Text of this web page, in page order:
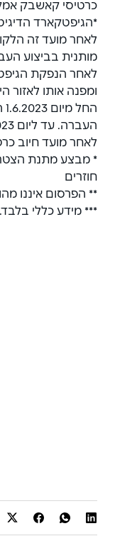
כרטיסי קאשבק
לאחר מועד זה
מותנית בביצוע
לאחר הנפקת
ומפנה אותו לאזור
לאחר מועד חיוב
חוזרים
** הפרסום איננו
*** מידע כללי